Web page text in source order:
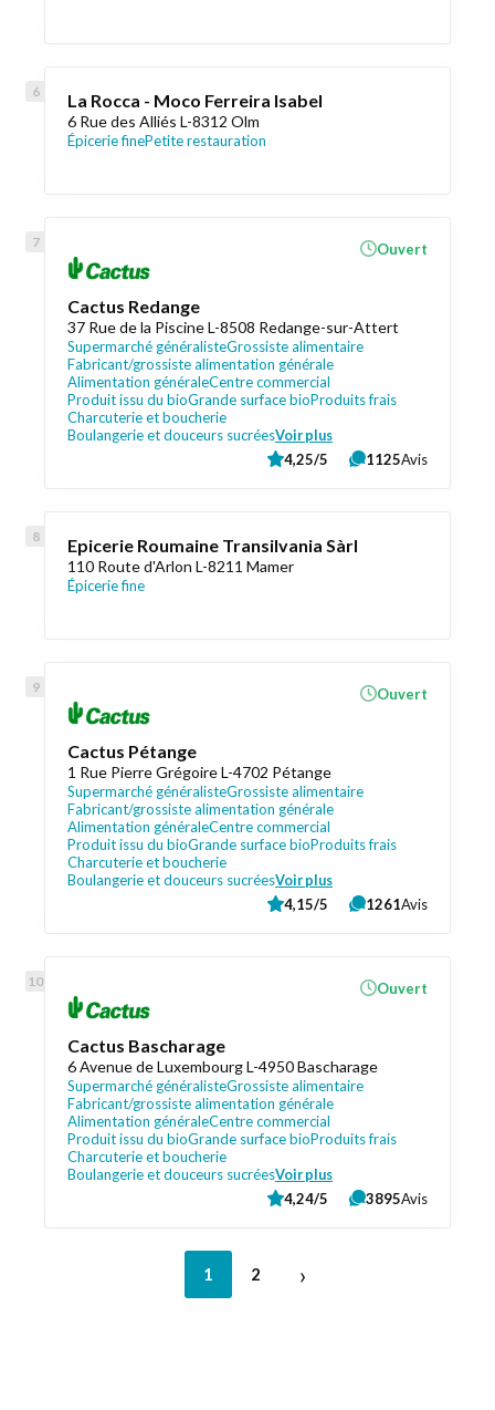
La Rocca - Moco Ferreira Isabel
6 Rue des Alliés L-8312 Olm
Épicerie finePetite restauration
Cactus Redange
37 Rue de la Piscine L-8508 Redange-sur-Attert
Supermarché généralisteGrossiste alimentaire
Fabricant/grossiste alimentation générale
Alimentation généraleCentre commercial
Produit issu du bioGrande surface bioProduits frais
Charcuterie et boucherie
Boulangerie et douceurs sucréesVoir plus
Ouvert
4,25/5 1125Avis
Epicerie Roumaine Transilvania Sàrl
110 Route d'Arlon L-8211 Mamer
Épicerie fine
Cactus Pétange
1 Rue Pierre Grégoire L-4702 Pétange
Supermarché généralisteGrossiste alimentaire
Fabricant/grossiste alimentation générale
Alimentation généraleCentre commercial
Produit issu du bioGrande surface bioProduits frais
Charcuterie et boucherie
Boulangerie et douceurs sucréesVoir plus
Ouvert
4,15/5 1261Avis
Cactus Bascharage
6 Avenue de Luxembourg L-4950 Bascharage
Supermarché généralisteGrossiste alimentaire
Fabricant/grossiste alimentation générale
Alimentation généraleCentre commercial
Produit issu du bioGrande surface bioProduits frais
Charcuterie et boucherie
Boulangerie et douceurs sucréesVoir plus
Ouvert
4,24/5 3895Avis
1 2 ›